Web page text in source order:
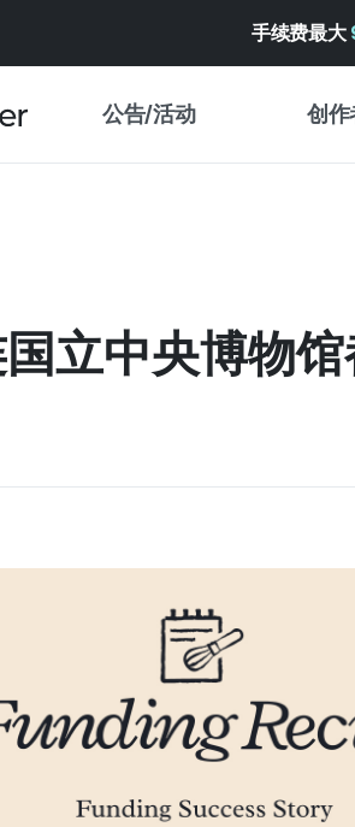
手续费最大
公告/活动 创作
特展日历
WADIZ
立中央博物